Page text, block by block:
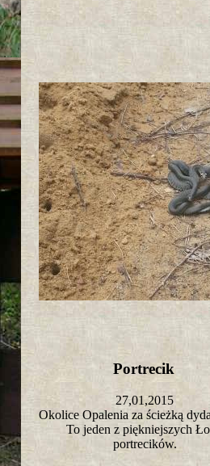
Portrecik
27,01,2015
Okolice Opalenia za ścieżką
To jeden z piękniejszych
portrecików.